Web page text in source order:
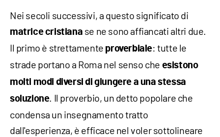
Nei secoli successivi, a questo significato di
matrice cristiana se ne sono affiancati altri due.
Il primo è strettamente proverbiale: tutte le
strade portano a Roma nel senso che esistono
molti modi diversi di giungere a una stessa
soluzione. Il proverbio, un detto popolare che
condensa un insegnamento tratto
dall'esperienza, è efficace nel voler sottolineare